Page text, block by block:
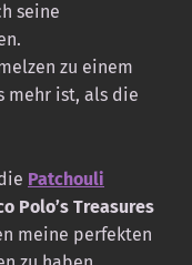
seine
zu einem
mehr ist, als die
Patchouli
Polo’s Treasures
meine perfekten